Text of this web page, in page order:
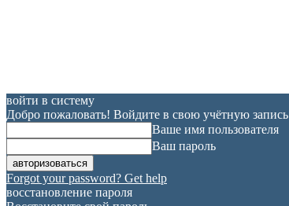
войти в систему
Добро пожаловать! Войдите в свою учётную запись
Ваше имя пользователя
Ваш пароль
Forgot your password? Get help
восстановление пароля